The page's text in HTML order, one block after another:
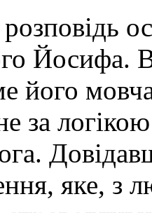
Йосифа.
його
за
яке, з